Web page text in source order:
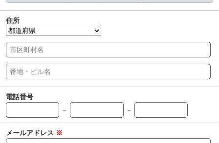
住所
電話番号
－
－
メールアドレス ※